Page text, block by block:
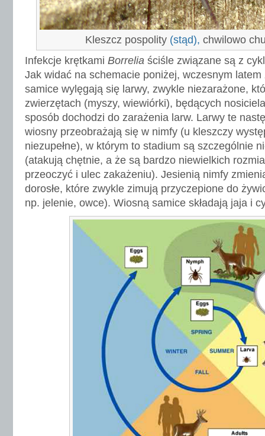
Kleszcz pospolity (stąd), chwilowo
Infekcje krętkami Borrelia ściśle związane są z
Jak widać na schemacie poniżej, wczesnym latem
samice wylęgają się larwy, zwykle niezarażone,
zwierzętach (myszy, wiewiórki), będących
sposób dochodzi do zarażenia larw. Larwy te
wiosny przeobrażają się w nimfy (u kleszczy
niezupełne), w którym to stadium są szczególnie
(atakują chętnie, a że są bardzo niewielkich
przeoczyć i ulec zakażeniu). Jesienią nimfy
dorosłe, które zwykle zimują przyczepione do
np. jelenie, owce). Wiosną samice składają jaja i